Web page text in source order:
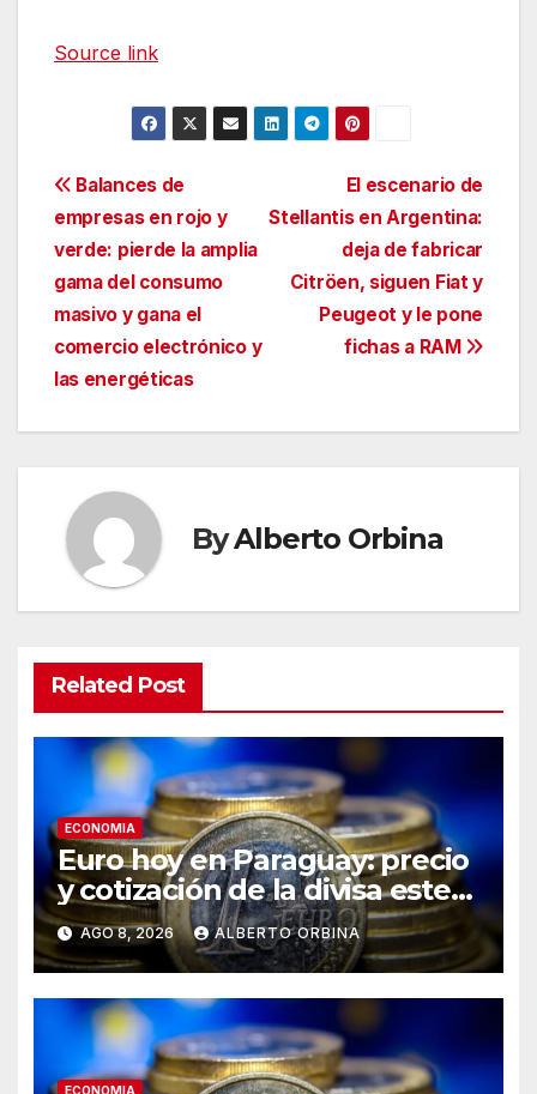
Source link
Navegación
de
entradas
El escenario de
Stellantis en Argentina:
deja de fabricar
Citröen, siguen Fiat y
Peugeot y le pone
fichas a RAM
Balances de
empresas en rojo y
verde: pierde la amplia
gama del consumo
masivo y gana el
comercio electrónico y
las energéticas
ByAlberto Orbina
Related Post
ECONOMIA
Euro hoy en Paraguay: precio
y cotización de la divisa este
sábado 8 de agosto de 2026
AGO 8, 2026 ALBERTO ORBINA
ECONOMIA